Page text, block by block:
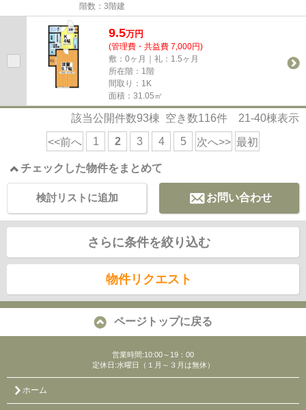
階数：3階建
9.5万円
(管理費・共益費 7,000円)
敷：0ヶ月｜礼：1.5ヶ月
所在階：1階
間取り：1K
面積：31.05㎡
該当公開件数93棟 空き数116件 21-40棟表示
<<前へ 1 2 3 4 5 次へ>> 最初
チェックした物件をまとめて
お問い合わせ
検討リストに追加
さらに条件を絞り込む
物件リクエスト
ページトップに戻る
営業時間:10:00～19：00
定休日:水曜日（１月～３月は無休）
ホーム